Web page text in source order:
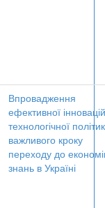
Впровадження
ефективної
технологічної
важливого кроку
переходу до
знань в Україні